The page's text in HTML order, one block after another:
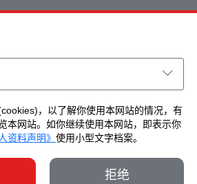
，以了解你使用本网站的情况，有
本网站。如你继续使用本网站，即表示你
资料声明》 使用小型文字档案。
拒绝
Hong Kong. All Rights